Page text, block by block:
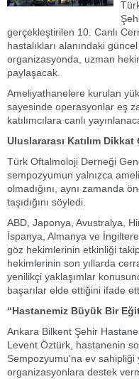
gerçekleştirilen 10. Canlı
hastalıkları alanındaki
organizasyonda, uzman
paylaşacak.
Ameliyathanelere kurulan
sayesinde operasyonlar eş
katılımcılara canlı
Uluslararası Katılım Dikkat
Türk Oftalmoloji Derneği
sempozyumun yalnızca
olmadığını, aynı zamanda
taşıdığını söyledi.
ABD, Japonya, Avustralya,
İspanya, Almanya ve
göz hekimlerinin etkinliği
hekimlerinin son yıllarda
yenilikçi yaklaşımlar
başarılar elde ettiğini ifade
“Hastanemiz Büyük Bir
Ankara Bilkent Şehir
Levent Öztürk, hastanenin
Sempozyumu’na ev sahipliği
organizasyonlara destek